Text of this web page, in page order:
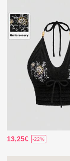
13,25€ -22%